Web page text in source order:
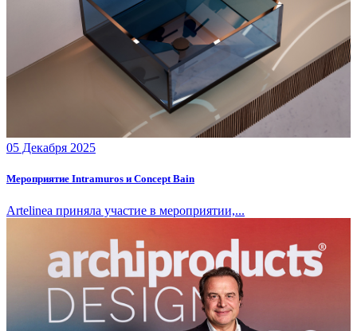
05 Декабря 2025
Мероприятие Intramuros и Concept Bain
Artelinea приняла участие в мероприятии,...